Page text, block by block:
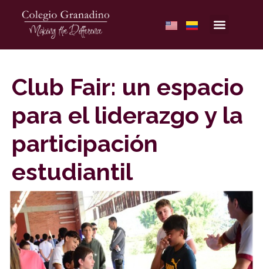
Club Fair: un espacio
para el liderazgo y la
participación
estudiantil